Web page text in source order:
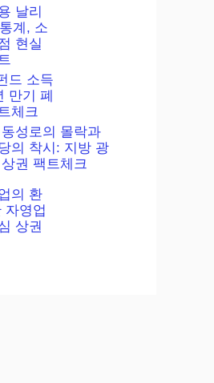
날리
계, 소
현실
드 소득
만기 폐
체크
성로의 몰락과
의 착시: 지방 광
권 팩트체크
의 환
자영업
상권